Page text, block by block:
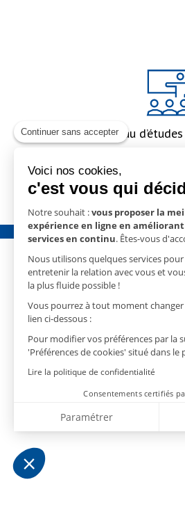
Continuer sans accepter
Voici nos cookies,
c'est vous qui
Notre souhait :vous proposer la
expérience en ligne en
services en continu. Êtes-vous
Nous utilisons quelques services
entretenir la relation avec vous et
la plus fluide possible !
Vous pourrez à tout moment
lien ci-dessous :
Pour modifier vos préférences par la
'Préférences de cookies' situé dans le
Lire la politique de confidentialité
Consentements certifiés
Paramétrer
Plateforme de Gestion du
Notre plateforme vous permet
Un bureau
GECO- 15 rue Nicolas Cugnot
67410 DRUSENHEIM
T.+33(0)3 88 18 11 18
contact@geco.fr